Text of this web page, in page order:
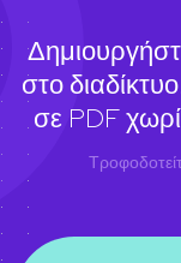
στο
σε PDF